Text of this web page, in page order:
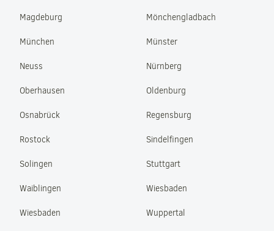
Magdeburg Mönchengladbach
München Münster
Neuss Nürnberg
Oberhausen Oldenburg
Osnabrück Regensburg
Rostock Sindelfingen
Solingen Stuttgart
Waiblingen Wiesbaden
Wiesbaden Wuppertal